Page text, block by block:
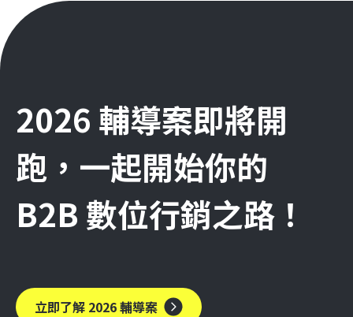
2026 輔導案即將開
跑，一起開始你的
B2B 數位行銷之路！
立即了解 2026 輔導案